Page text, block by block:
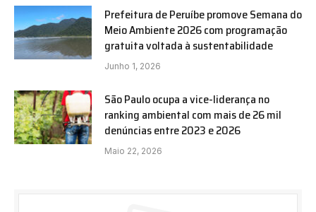
Prefeitura de Peruíbe promove Semana do
Meio Ambiente 2026 com programação
gratuita voltada à sustentabilidade
Junho 1, 2026
São Paulo ocupa a vice-liderança no
ranking ambiental com mais de 26 mil
denúncias entre 2023 e 2026
Maio 22, 2026